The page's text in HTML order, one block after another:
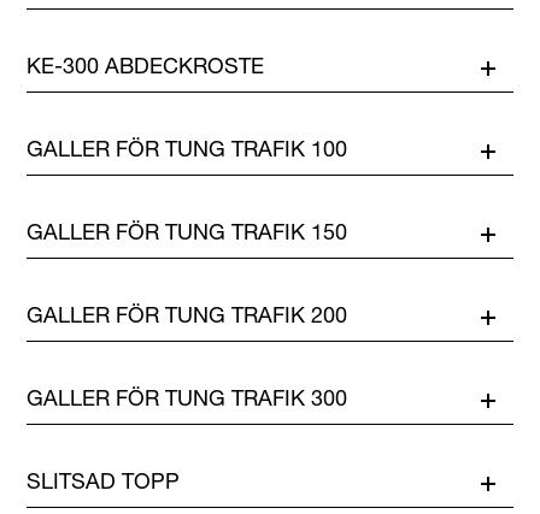
KE-300 ABDECKROSTE
GALLER FÖR TUNG TRAFIK 100
GALLER FÖR TUNG TRAFIK 150
GALLER FÖR TUNG TRAFIK 200
GALLER FÖR TUNG TRAFIK 300
SLITSAD TOPP